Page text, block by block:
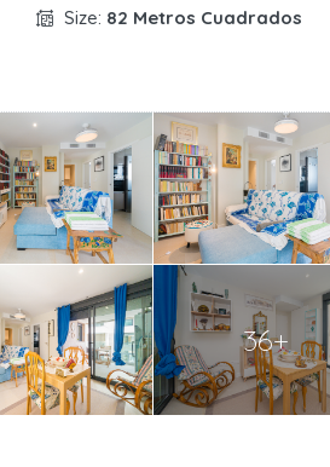
Size: 82 Metros Cuadrados
36+